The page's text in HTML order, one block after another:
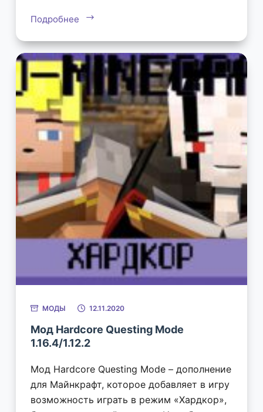
Подробнее
МОДЫ 12.11.2020
Мод Hardcore Questing Mode
1.16.4/1.12.2
Мод Hardcore Questing Mode – дополнение
для Майнкрафт, которое добавляет в игру
возможность играть в режим «Хардкор»,